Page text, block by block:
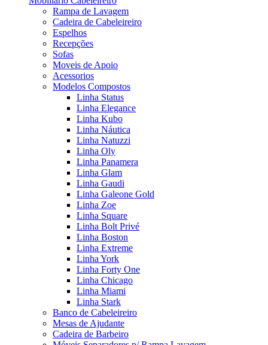
Rampa de Lavagem
Cadeira de Cabeleireiro
Espelhos
Recepções
Sofas
Moveis de Apoio
Acessorios
Modelos Compostos
Linha Status
Linha Elegance
Linha Kubo
Linha Náutica
Linha Natuzzi
Linha Oly
Linha Panamera
Linha Glam
Linha Gaudi
Linha Galeone Gold
Linha Zoe
Linha Square
Linha Bolt Privé
Linha Boston
Linha Extreme
Linha York
Linha Forty One
Linha Chicago
Linha Miami
Linha Stark
Banco de Cabeleireiro
Mesas de Ajudante
Cadeira de Barbeiro